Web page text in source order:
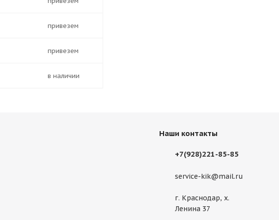
Привезем
Привезем
в наличии
Наши контакты
+7(928)221-85-85
service-kik@mail.ru
г. Краснодар, х.
Ленина 37